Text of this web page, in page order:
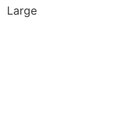
Large